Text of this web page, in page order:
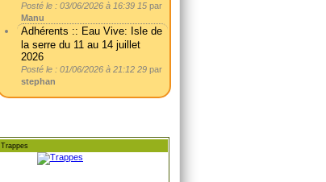
Posté le : 03/06/2026 à 16:39 15 par
Manu
Adhérents :: Eau Vive: Isle de
la serre du 11 au 14 juillet
2026
Posté le : 01/06/2026 à 21:12 29 par
stephan
Trappes